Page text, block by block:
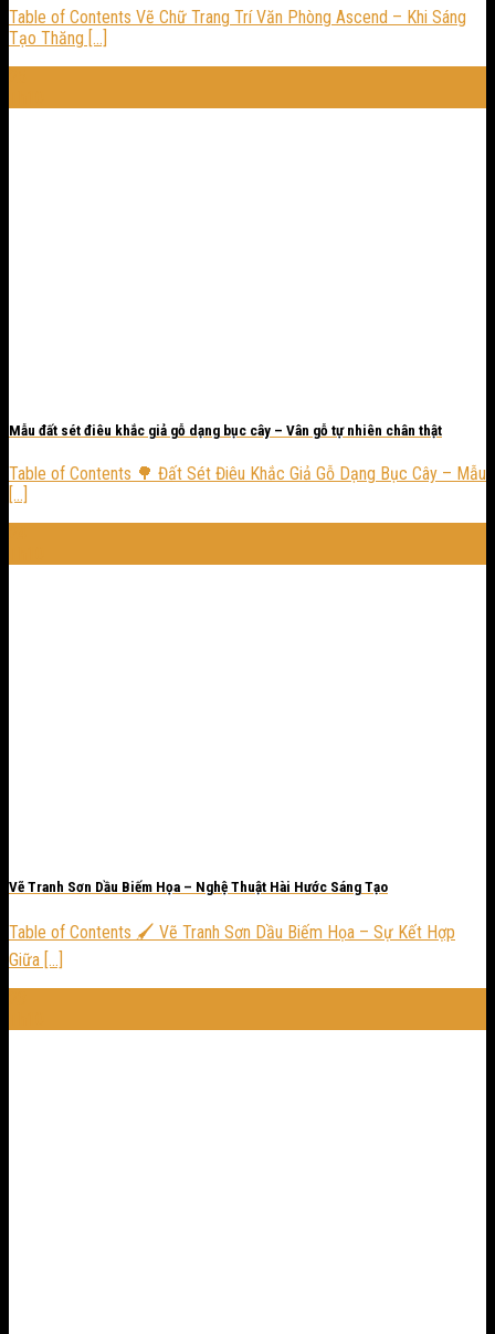
Table of Contents Vẽ Chữ Trang Trí Văn Phòng Ascend – Khi Sáng
Tạo Thăng [...]
Mẫu đất sét điêu khắc giả gỗ dạng bục cây – Vân gỗ tự nhiên chân thật
Table of Contents 🌳 Đất Sét Điêu Khắc Giả Gỗ Dạng Bục Cây – Mẫu
[...]
Vẽ Tranh Sơn Dầu Biếm Họa – Nghệ Thuật Hài Hước Sáng Tạo
Table of Contents 🖌️ Vẽ Tranh Sơn Dầu Biếm Họa – Sự Kết Hợp
Giữa [...]